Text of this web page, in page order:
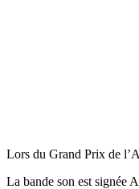
Lors du Grand Prix de
La bande son est signée